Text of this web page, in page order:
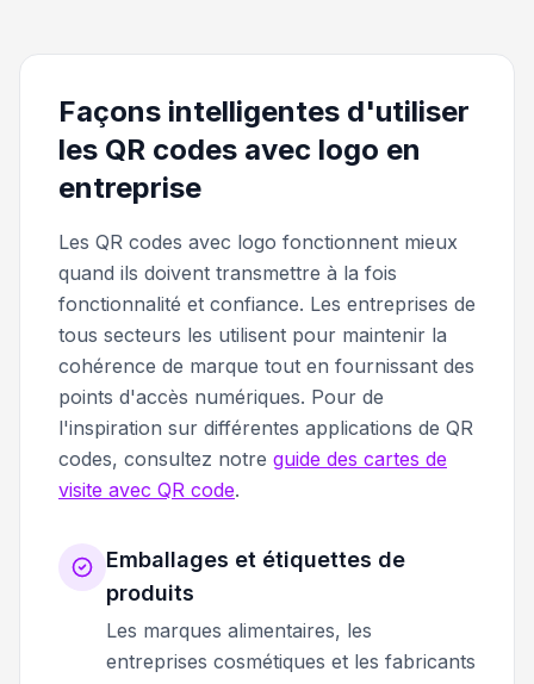
Façons intelligentes d'utiliser
les QR codes avec logo en
entreprise
Les QR codes avec logo fonctionnent mieux
quand ils doivent transmettre à la fois
fonctionnalité et confiance. Les entreprises de
tous secteurs les utilisent pour maintenir la
cohérence de marque tout en fournissant des
points d'accès numériques. Pour de
l'inspiration sur différentes applications de QR
codes, consultez notre guide des cartes de
visite avec QR code.
Emballages et étiquettes de
produits
Les marques alimentaires, les
entreprises cosmétiques et les fabricants